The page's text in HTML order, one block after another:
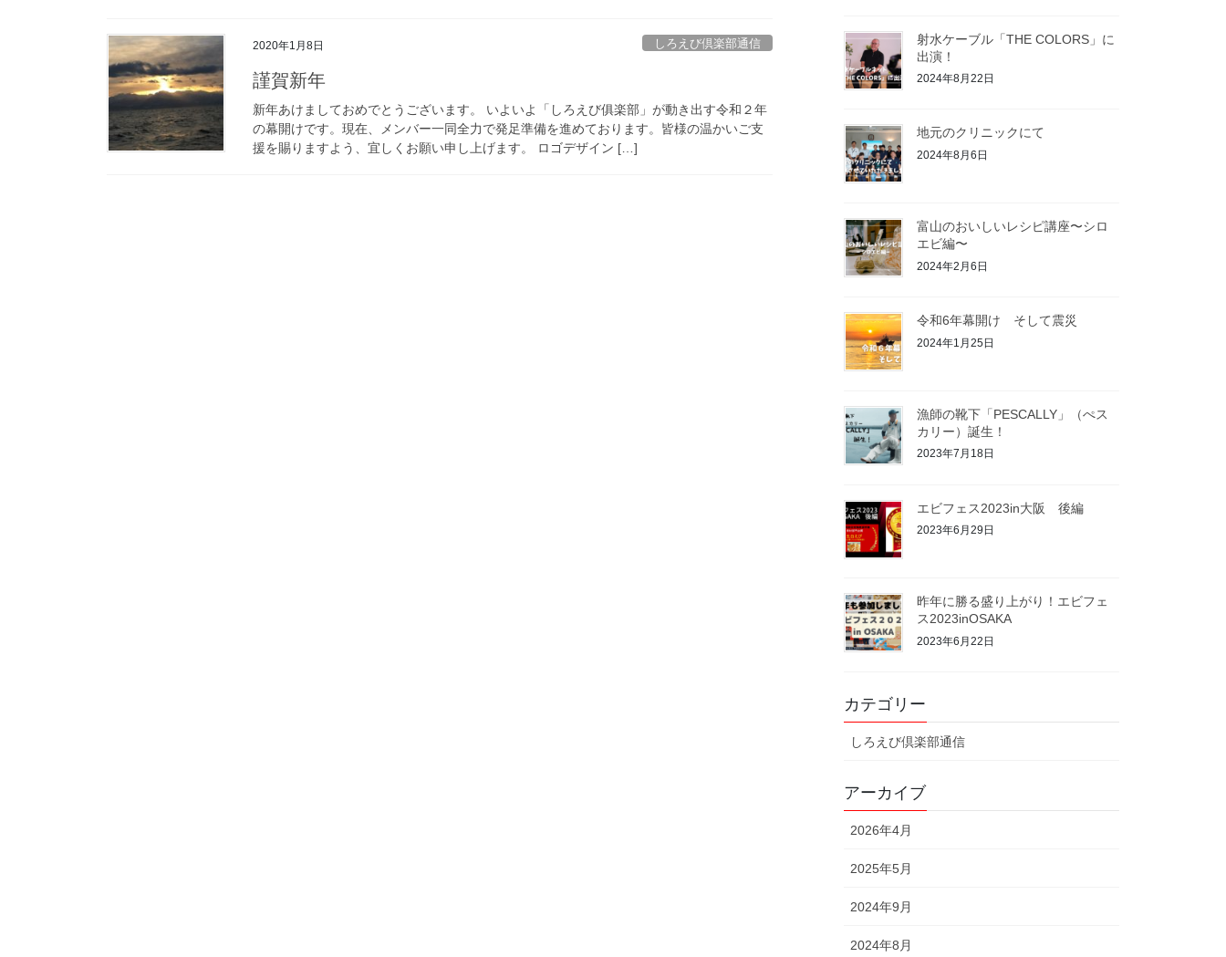
2020年1月8日 しろえび倶楽部通信
謹賀新年
新年あけましておめでとうございます。 いよいよ「しろえび俱楽部」が動き出す令和２年
の幕開けです。現在、メンバー一同全力で発足準備を進めております。皆様の温かいご支
援を賜りますよう、宜しくお願い申し上げます。 ロゴデザイン […]
射水ケーブル「THE COLORS」に
出演！
2024年8月22日
地元のクリニックにて
2024年8月6日
富山のおいしいレシピ講座〜シロ
エビ編〜
2024年2月6日
令和6年幕開け そして震災
2024年1月25日
漁師の靴下「PESCALLY」（ぺス
カリー）誕生！
2023年7月18日
エビフェス2023in大阪 後編
2023年6月29日
昨年に勝る盛り上がり！エビフェ
ス2023inOSAKA
2023年6月22日
カテゴリー
しろえび倶楽部通信
アーカイブ
2026年4月
2025年5月
2024年9月
2024年8月